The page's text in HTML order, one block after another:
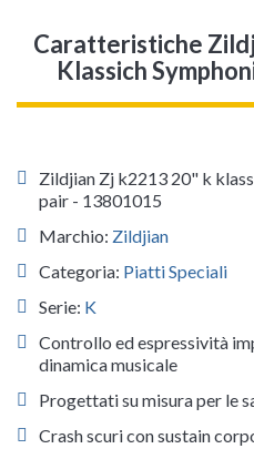
Caratteristiche
Klassich
Zildjian Zj k2213 20" k
pair - 13801015
Marchio: Zildjian
Categoria: Piatti Speciali
Serie: K
Controllo ed espressività
dinamica musicale
Progettati su misura per le
Crash scuri con sustain